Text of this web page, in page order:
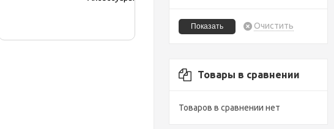
Очистить
Товары в сравнении
Товаров в сравнении нет